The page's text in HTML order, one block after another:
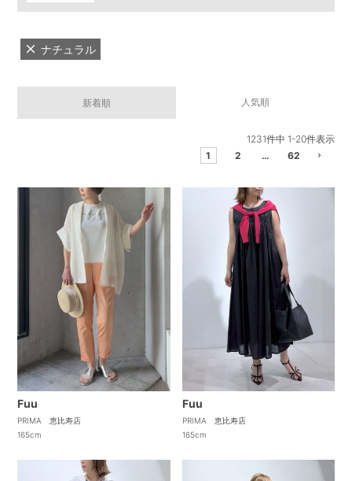
ナチュラル
新着順 人気順
1231件中 1-20件表示
1
2 … 62
Fuu
PRIMA 恵比寿店
165cm
Fuu
PRIMA 恵比寿店
165cm